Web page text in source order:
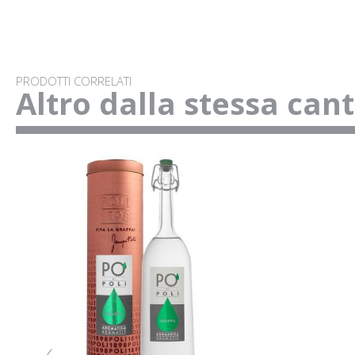
PRODOTTI CORRELATI
Altro dalla stessa